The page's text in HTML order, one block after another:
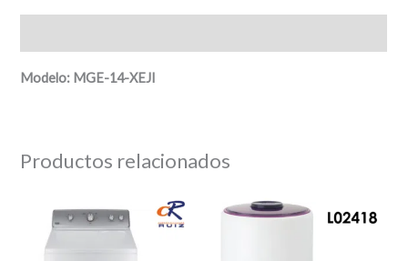
Modelo: MGE-14-XEJI
Productos relacionados